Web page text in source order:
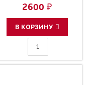
зубов 48 / SUNSTAR
JTR210 154U-520-48
41202-KZ3-J40
2600 ₽
В КОРЗИНУ